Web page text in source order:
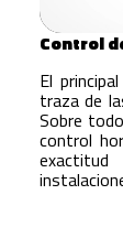
Control
El
traza de
Sobre
control